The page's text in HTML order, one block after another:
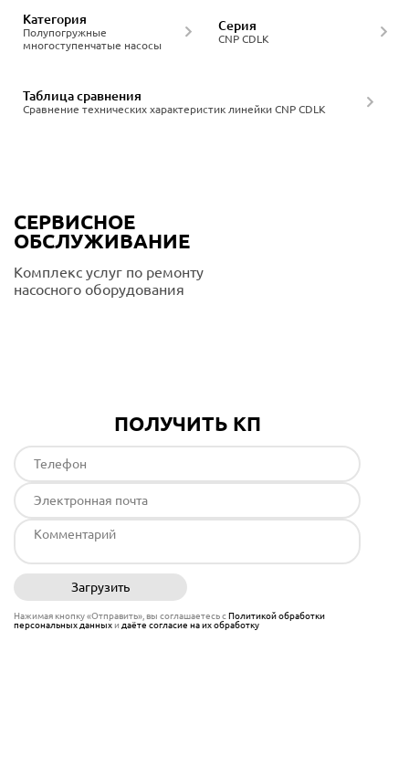
Полупогружные
многоступенчатые насосы
Категория
CNP CDLK
Серия
Сравнение технических характеристик линейки CNP CDLK
Таблица сравнения
СЕРВИСНОЕ
ОБСЛУЖИВАНИЕ
Комплекс услуг по ремонту
насосного оборудования
ПОЛУЧИТЬ КП
Загрузить
Нажимая кнопку «Отправить», вы соглашаетесь сПолитикой обработки
персональных данныхи даёте согласие на их обработку